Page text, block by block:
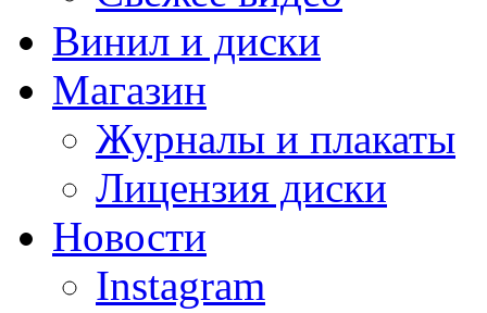
Винил и диски
Магазин
Журналы и плакаты
Лицензия диски
Новости
Instagram